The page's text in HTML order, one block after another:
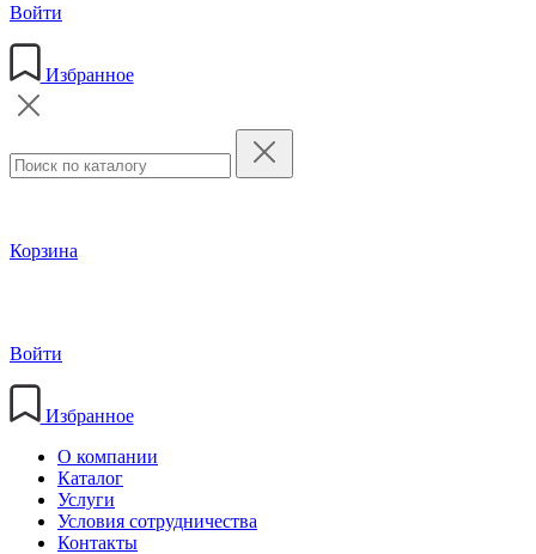
Войти
Избранное
Корзина
Войти
Избранное
О компании
Каталог
Услуги
Условия сотрудничества
Контакты